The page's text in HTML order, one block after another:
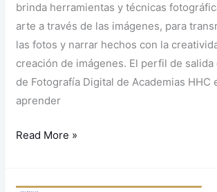
brinda herramientas y técnicas
arte a través de las imágenes, para
las fotos y narrar hechos con la
creación de imágenes. El perfil de
de Fotografía Digital de Academias HHC
aprender
Read More »